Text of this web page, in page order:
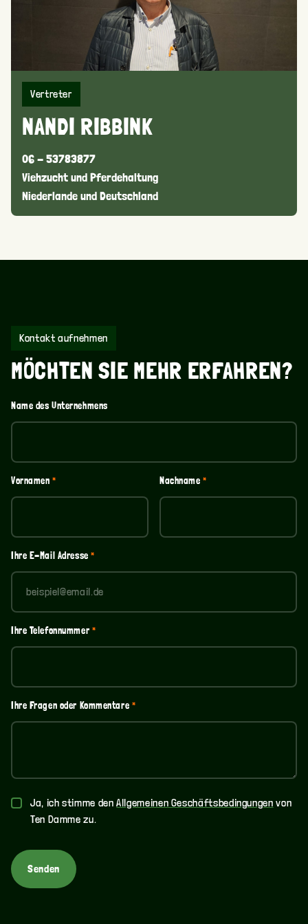
Vertreter
NANDI RIBBINK
06 - 53783877
Viehzucht und Pferdehaltung
Niederlande und Deutschland
Kontakt aufnehmen
MÖCHTEN SIE MEHR ERFAHREN?
Name des Unternehmens
Vollständiger
Name
Vornamen* Nachname*
Ihre E-Mail Adresse*
Ihre Telefonnummer *
Ihre Fragen oder Kommentare *
Allgemeine
Bedingungen
Ja, ich stimme denAllgemeinen Geschäftsbedingungen von
Ten Damme zu.
Senden